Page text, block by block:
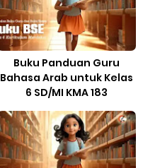
Buku Panduan Guru
Bahasa Arab untuk Kelas
6 SD/MI KMA 183